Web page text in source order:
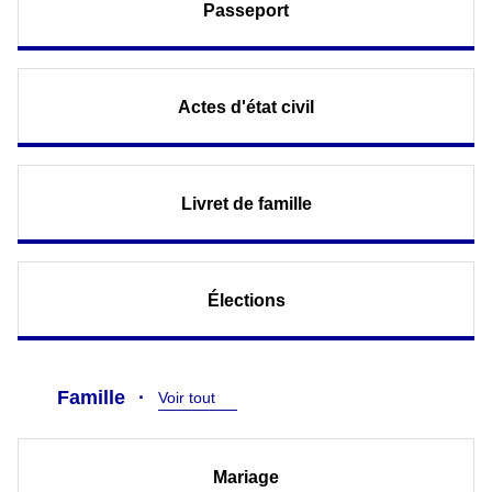
Passeport
Actes d'état civil
Livret de famille
Élections
Famille Voir tout
Mariage